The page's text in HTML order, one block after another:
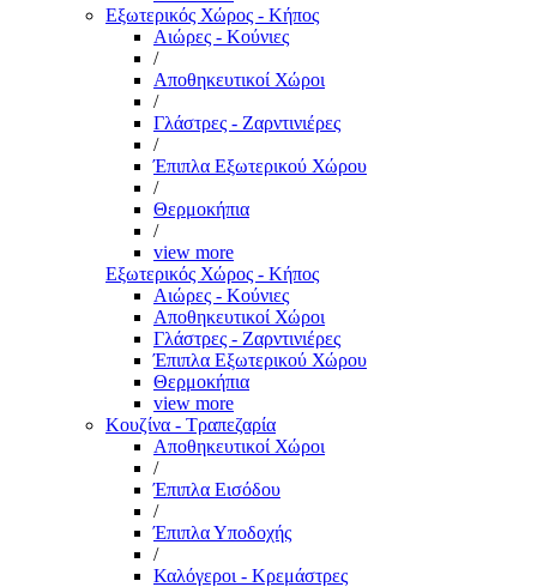
Εξωτερικός Χώρος - Κήπος
Αιώρες - Κούνιες
/
Αποθηκευτικοί Χώροι
/
Γλάστρες - Ζαρντινιέρες
/
Έπιπλα Εξωτερικού Χώρου
/
Θερμοκήπια
/
view more
Εξωτερικός Χώρος - Κήπος
Αιώρες - Κούνιες
Αποθηκευτικοί Χώροι
Γλάστρες - Ζαρντινιέρες
Έπιπλα Εξωτερικού Χώρου
Θερμοκήπια
view more
Κουζίνα - Τραπεζαρία
Αποθηκευτικοί Χώροι
/
Έπιπλα Εισόδου
/
Έπιπλα Υποδοχής
/
Καλόγεροι - Κρεμάστρες